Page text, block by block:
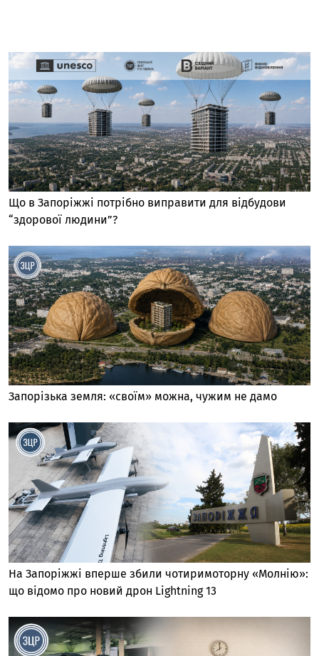
Що в Запоріжжі потрібно виправити для відбудови
“здорової людини”?
Запорізька земля: «своїм» можна, чужим не дамо
На Запоріжжі вперше збили чотиримоторну «Молнію»:
що відомо про новий дрон Lightning 13